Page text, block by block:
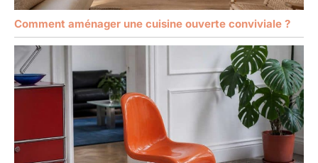
Comment aménager une cuisine ouverte conviviale ?